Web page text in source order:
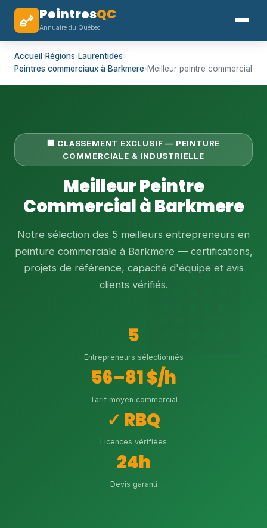
PeintresQC
Annuaire du Québec
Accueil ›Régions›Laurentides›
Peintres commerciaux à Barkmere›Meilleur peintre commercial
🏢 CLASSEMENT EXCLUSIF — PEINTURE
COMMERCIALE & INDUSTRIELLE
Meilleur Peintre
Commercial à Barkmere
Notre sélection des 5 meilleurs entrepreneurs en
peinture commerciale à Barkmere — certifications,
projets de référence, capacité d'équipe et avis
clients vérifiés.
5
Entrepreneurs sélectionnés
56–81 $/h
Tarif moyen commercial
✓ RBQ
Licences vérifiées
24h
Devis garanti